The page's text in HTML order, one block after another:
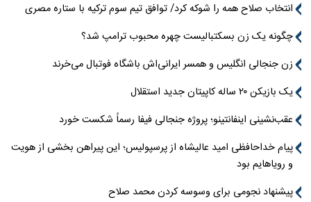
انتخاب صلاح همه را شوکه کرد/ توافق تیم سوم ترکیه با ستاره مصری
چگونه یک زن بسکتبالیست چهره محبوب ترامپ شد؟
زن جنجالی انگلیس و همسر ایرانی‌اش باشگاه فوتبال می‌خرند
یک بازیکن ۲۰ ساله کاپیتان جدید استقلال
عقب‌نشینی اینفانتینو؛ پروژه جنجالی فیفا رسماً شکست خورد
پیام خداحافظی امید عالیشاه از پرسپولیس؛ این پیراهن بخشی از هویت
و رویاهایم بود
پیشنهاد نجومی برای وسوسه کردن محمد صلاح